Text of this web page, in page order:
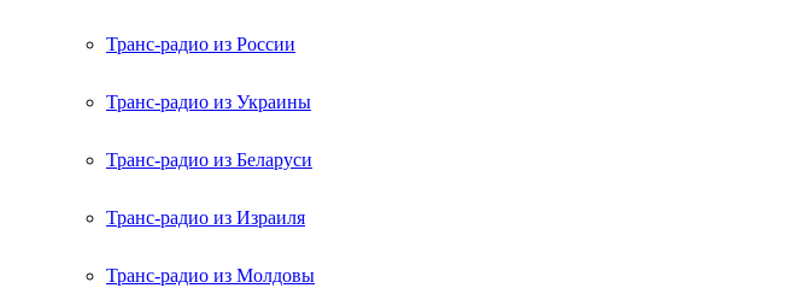
Транс-радио из России
Транс-радио из Украины
Транс-радио из Беларуси
Транс-радио из Израиля
Транс-радио из Молдовы